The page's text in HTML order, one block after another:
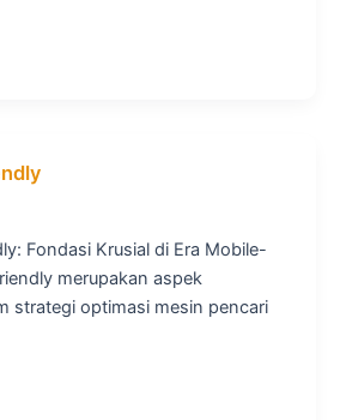
Fondasi Krusial di Era Mobile-
merupakan aspek
strategi optimasi mesin pencari